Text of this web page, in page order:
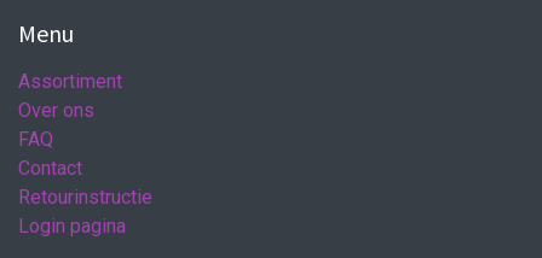
Menu
Assortiment
Over ons
FAQ
Contact
Retourinstructie
Login pagina